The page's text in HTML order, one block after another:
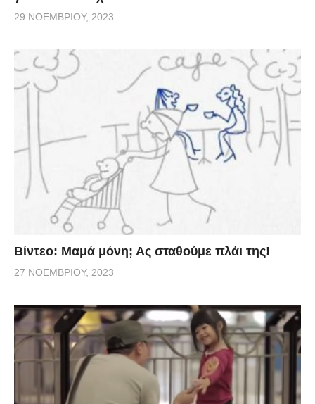
29 ΝΟΕΜΒΡΊΟΥ, 2023
Βίντεο: Μαμά μόνη; Ας σταθούμε πλάι της!
27 ΝΟΕΜΒΡΊΟΥ, 2023